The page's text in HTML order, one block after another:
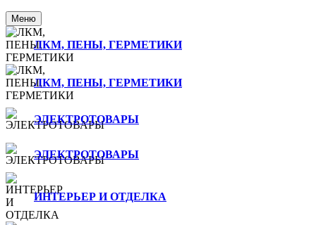
Меню
ЛКМ, ПЕНЫ, ГЕРМЕТИКИ
ЛКМ, ПЕНЫ, ГЕРМЕТИКИ
ЭЛЕКТРОТОВАРЫ
ЭЛЕКТРОТОВАРЫ
ИНТЕРЬЕР И ОТДЕЛКА